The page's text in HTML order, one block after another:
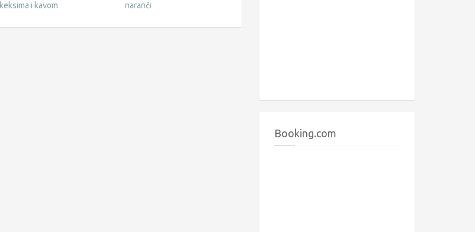
keksima i kavom
naranči
Booking.com